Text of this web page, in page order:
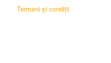
Termeni și condiții